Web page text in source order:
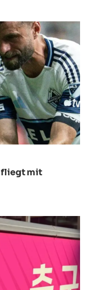
fliegt mit